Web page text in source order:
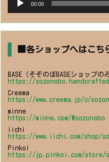
00:00
■各ショップへはこち
BASE（そぞのぼBASEショップの
https://
Creema
https://www.creema.jp/c/
minne
https://minne.com/@sozonobo
iichi
https://www.iichi.com/shop/
Pinkoi
https://jp.pinkoi.com/store/